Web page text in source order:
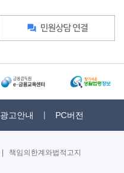
광고안내 PC버전
책임의한계와법적고지